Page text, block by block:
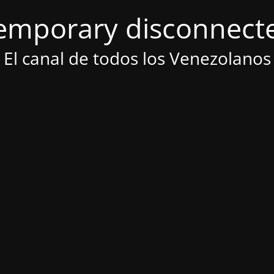
El canal de todos los Venezolanos